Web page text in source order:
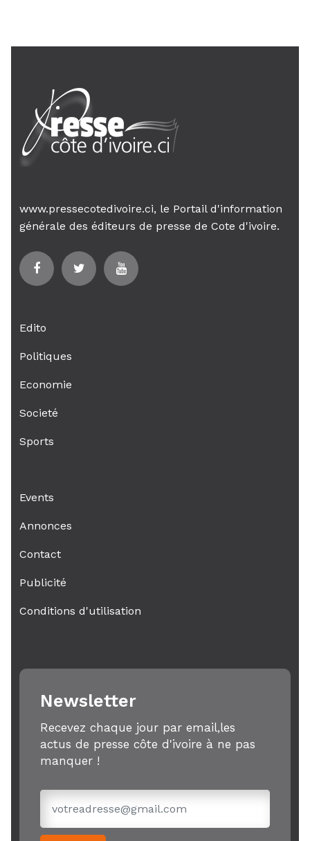
www.pressecotedivoire.ci, le Portail d'information
générale des éditeurs de presse de Cote d'ivoire.
Edito
Politiques
Economie
Societé
Sports
Events
Annonces
Contact
Publicité
Conditions d'utilisation
Newsletter
Recevez chaque jour par email,les
actus de presse côte d'ivoire à ne pas
manquer !